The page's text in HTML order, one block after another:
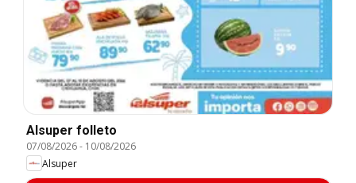
Alsuper folleto
07/08/2026- 10/08/2026
Alsuper